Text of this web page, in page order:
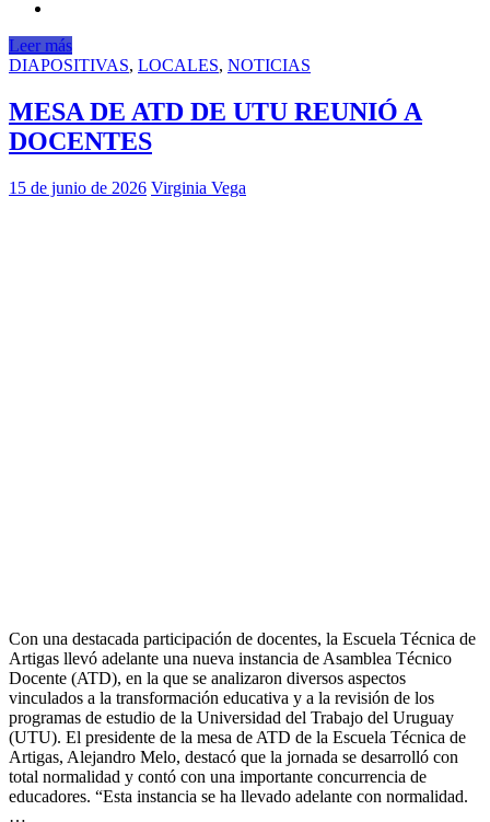
Leer más
DIAPOSITIVAS, LOCALES, NOTICIAS
MESA DE ATD DE UTU REUNIÓ A
DOCENTES
15 de junio de 2026 Virginia Vega
Con una destacada participación de docentes, la Escuela Técnica de
Artigas llevó adelante una nueva instancia de Asamblea Técnico
Docente (ATD), en la que se analizaron diversos aspectos
vinculados a la transformación educativa y a la revisión de los
programas de estudio de la Universidad del Trabajo del Uruguay
(UTU). El presidente de la mesa de ATD de la Escuela Técnica de
Artigas, Alejandro Melo, destacó que la jornada se desarrolló con
total normalidad y contó con una importante concurrencia de
educadores. “Esta instancia se ha llevado adelante con normalidad.
…